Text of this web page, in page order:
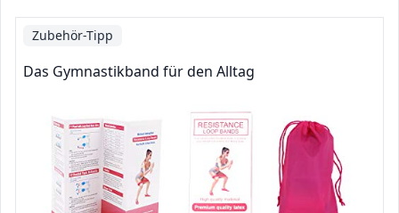
Zubehör-Tipp
Das Gymnastikband für den Alltag